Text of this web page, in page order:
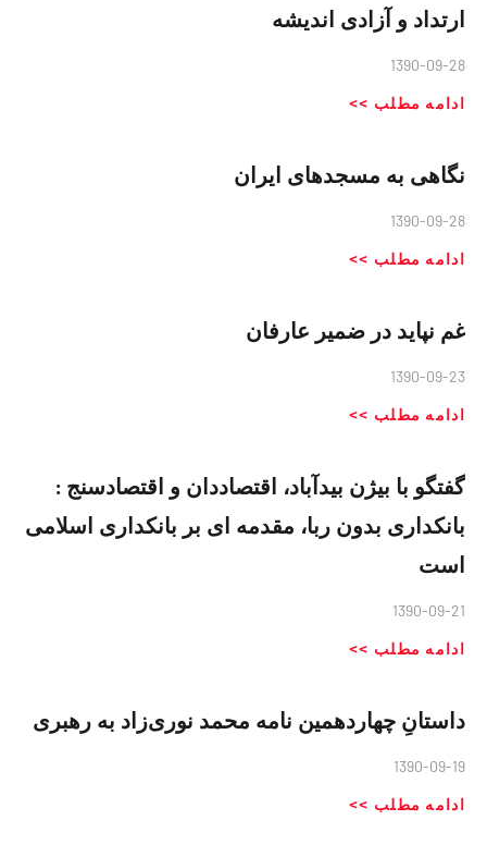
ارتداد و آزادی اندیشه
1390-09-28
ادامه مطلب >>
نگاهی به مسجدهای ایران
1390-09-28
ادامه مطلب >>
غم نپاید در ضمیر عارفان
1390-09-23
ادامه مطلب >>
گفتگو با بیژن بیدآباد، اقتصاددان و اقتصادسنج :
بانکداری بدون ربا، مقدمه ای بر بانکداری اسلامی
است
1390-09-21
ادامه مطلب >>
داستانِ چهاردهمین نامه محمد نوری‌زاد به رهبری
1390-09-19
ادامه مطلب >>